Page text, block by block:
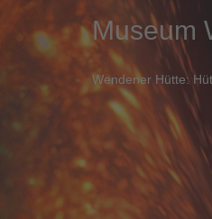
Museum
Wendener Hütte: